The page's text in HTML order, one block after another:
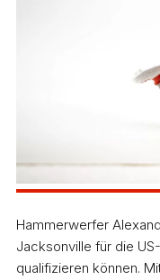
Hammerwerfer
Jacksonville für die
qualifizieren können.